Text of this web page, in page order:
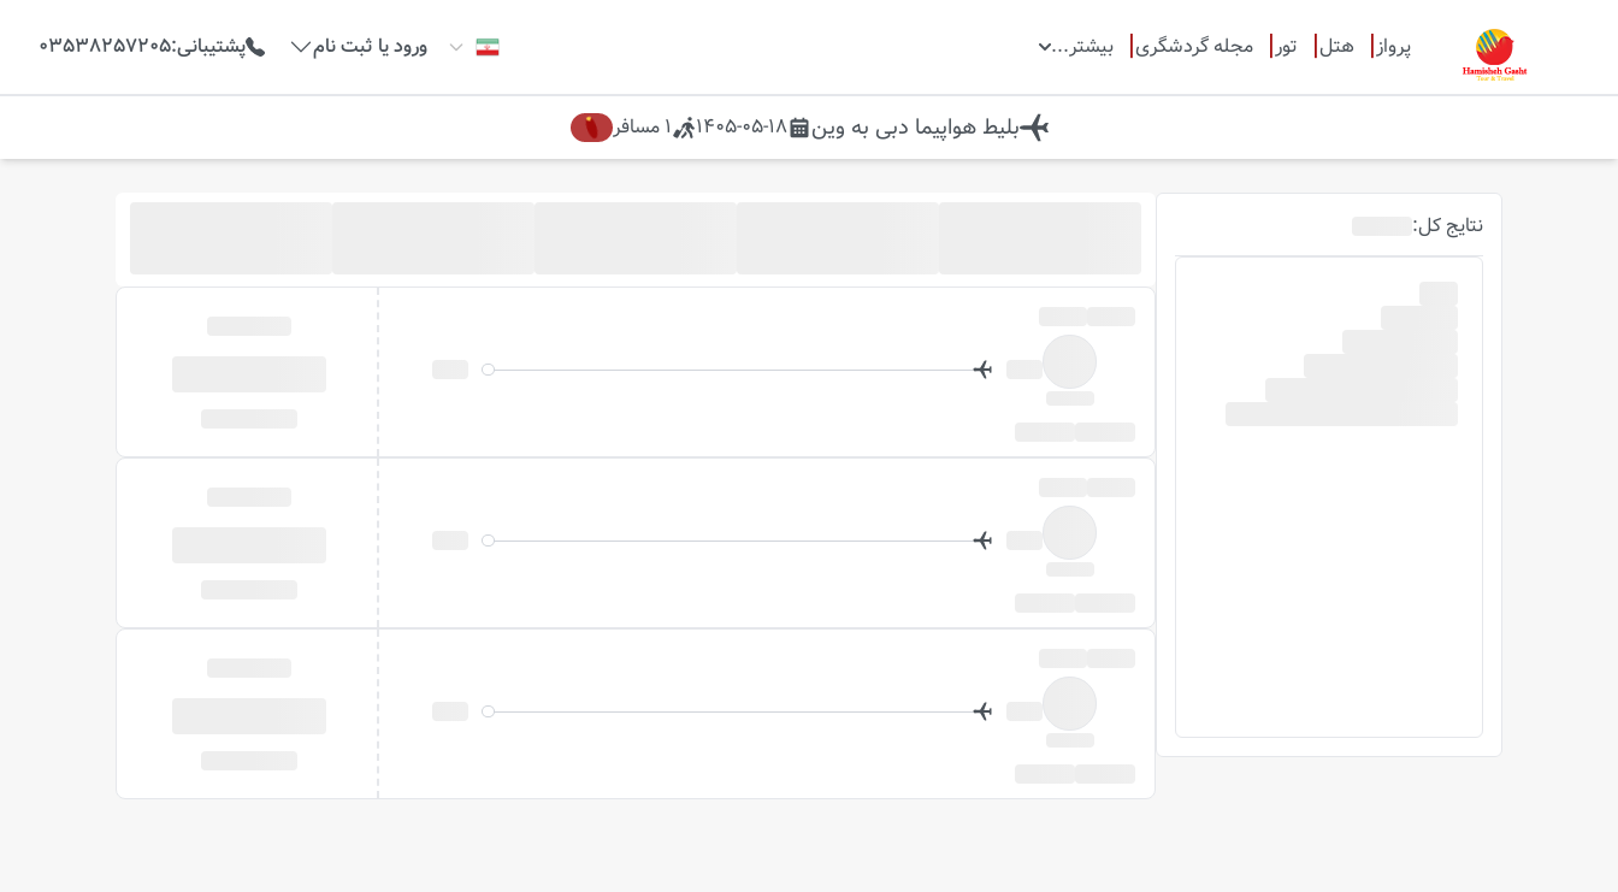
پرواز هتل تور مجله گردشگری بیشتر... ورود یا ثبت نام پشتیبانی:
03538257205
بلیط هواپیما دبی به وین 1405-05-18
1 مسافر
نتایج کل: